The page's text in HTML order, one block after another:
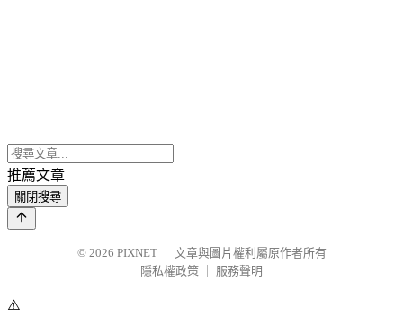
推薦文章
關閉搜尋
© 2026 PIXNET
文章與圖片權利屬原作者所有
隱私權政策
服務聲明
⚠️